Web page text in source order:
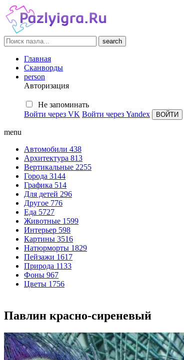
search
Главная
Сканворды
person
Авторизация
Не запоминать
Войти через VK Войти через Yandex
menu
Автомобили 438
Архитектура 813
Вертикальные 2255
Города 3144
Графика 514
Для детей 296
Другое 776
Еда 5727
Животные 1599
Интерьер 598
Картины 3516
Натюрморты 1829
Пейзажи 1617
Природа 1133
Фоны 967
Цветы 1756
Павлин красно-сиреневый